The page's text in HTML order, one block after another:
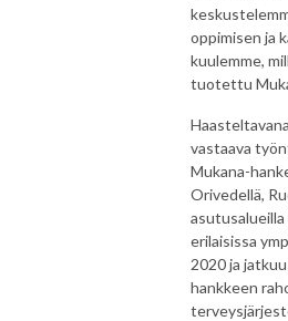
oppimisen ja
kuulemme,
tuotettu
vastaava
Mukana-
Orivedellä,
erilaisissa
2020 ja
hankkeen